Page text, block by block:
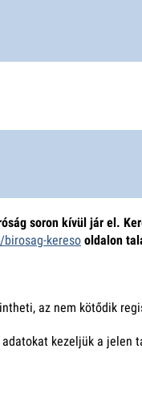
soron kívül jár el.
kereso oldalon
az nem kötődik
kezeljük a